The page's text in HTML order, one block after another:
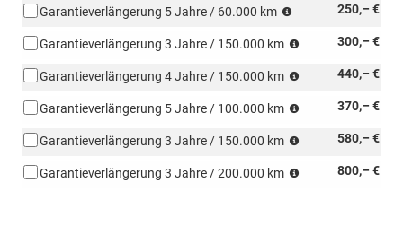
250,– €
Garantieverlängerung 5 Jahre / 60.000 km
eintritt
300,– €
Garantieverlängerung 3 Jahre / 150.000 km
eintritt440,– €
Garantieverlängerung 4 Jahre / 150.000 km
eintritt370,– €
Garantieverlängerung 5 Jahre / 100.000 km
eintritt580,– €
Garantieverlängerung 3 Jahre / 150.000 km
eintritt800,– €
Garantieverlängerung 3 Jahre / 200.000 km